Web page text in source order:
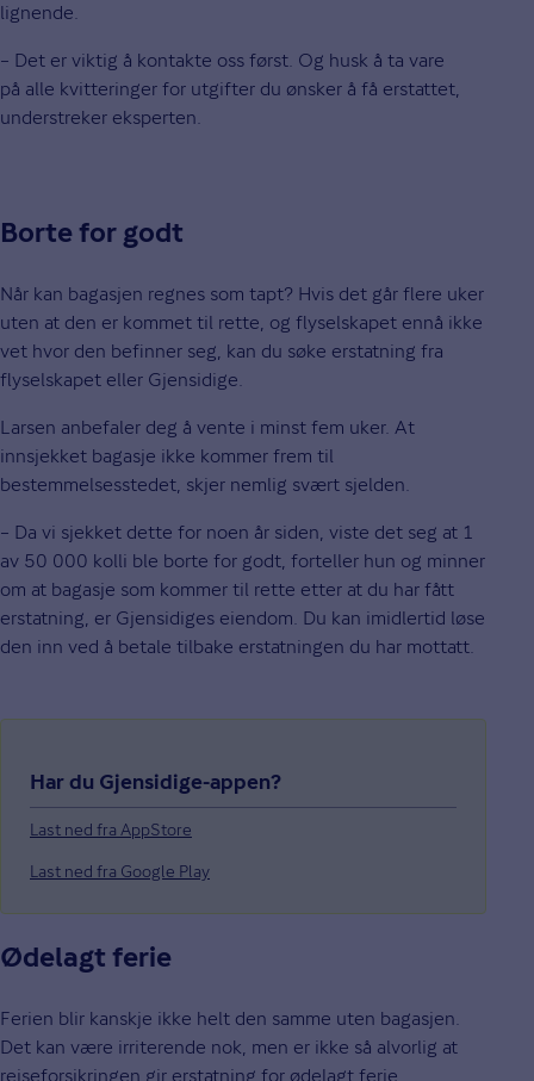
lignende.
– Det er viktig å kontakte oss først. Og husk å ta vare
på alle kvitteringer for utgifter du ønsker å få erstattet,
understreker eksperten.
Borte for godt
Når kan bagasjen regnes som tapt? Hvis det går flere uker
uten at den er kommet til rette, og flyselskapet ennå ikke
vet hvor den befinner seg, kan du søke erstatning fra
flyselskapet eller Gjensidige.
Larsen anbefaler deg å vente i minst fem uker. At
innsjekket bagasje ikke kommer frem til
bestemmelsesstedet, skjer nemlig svært sjelden.
– Da vi sjekket dette for noen år siden, viste det seg at 1
av 50 000 kolli ble borte for godt, forteller hun og minner
om at bagasje som kommer til rette etter at du har fått
erstatning, er Gjensidiges eiendom. Du kan imidlertid løse
den inn ved å betale tilbake erstatningen du har mottatt.
Har du Gjensidige-appen?
Last ned fra AppStore
Last ned fra Google Play
Ødelagt ferie
Ferien blir kanskje ikke helt den samme uten bagasjen.
Det kan være irriterende nok, men er ikke så alvorlig at
reiseforsikringen gir erstatning for ødelagt ferie.